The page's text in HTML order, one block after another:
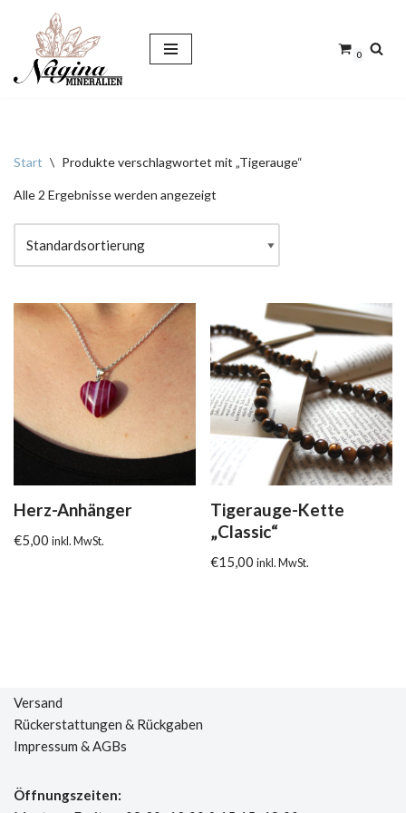
Zum
Inhalt
0
Start \ Produkte verschlagwortet mit „Tigerauge“
Alle 2 Ergebnisse werden angezeigt
Herz-Anhänger
€5,00 inkl. MwSt.
Tigerauge-Kette
„Classic“
€15,00 inkl. MwSt.
Versand
Rückerstattungen & Rückgaben
Impressum & AGBs
Öffnungszeiten: